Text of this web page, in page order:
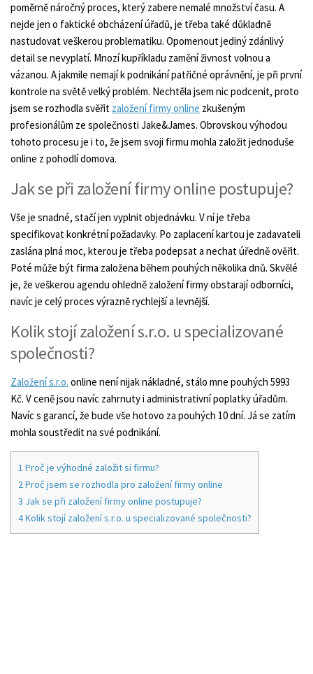
poměrně náročný proces, který zabere nemalé množství času. A
nejde jen o faktické obcházení úřadů, je třeba také důkladně
nastudovat veškerou problematiku. Opomenout jediný zdánlivý
detail se nevyplatí. Mnozí kupříkladu zamění živnost volnou a
vázanou. A jakmile nemají k podnikání patřičné oprávnění, je při první
kontrole na světě velký problém. Nechtěla jsem nic podcenit, proto
jsem se rozhodla svěřit založení firmy online zkušeným
profesionálům ze společnosti Jake&James. Obrovskou výhodou
tohoto procesu je i to, že jsem svoji firmu mohla založit jednoduše
online z pohodlí domova.
Jak se při založení firmy online postupuje?
Vše je snadné, stačí jen vyplnit objednávku. V ní je třeba
specifikovat konkrétní požadavky. Po zaplacení kartou je zadavateli
zaslána plná moc, kterou je třeba podepsat a nechat úředně ověřit.
Poté může být firma založena během pouhých několika dnů. Skvělé
je, že veškerou agendu ohledně založení firmy obstarají odborníci,
navíc je celý proces výrazně rychlejší a levnější.
Kolik stojí založení s.r.o. u specializované
společnosti?
Založení s.r.o. online není nijak nákladné, stálo mne pouhých 5993
Kč. V ceně jsou navíc zahrnuty i administrativní poplatky úřadům.
Navíc s garancí, že bude vše hotovo za pouhých 10 dní. Já se zatím
mohla soustředit na své podnikání.
1 Proč je výhodné založit si firmu?
2Proč jsem se rozhodla pro založení firmy online
3 Jak se při založení firmy online postupuje?
4Kolik stojí založení s.r.o. u specializované společnosti?